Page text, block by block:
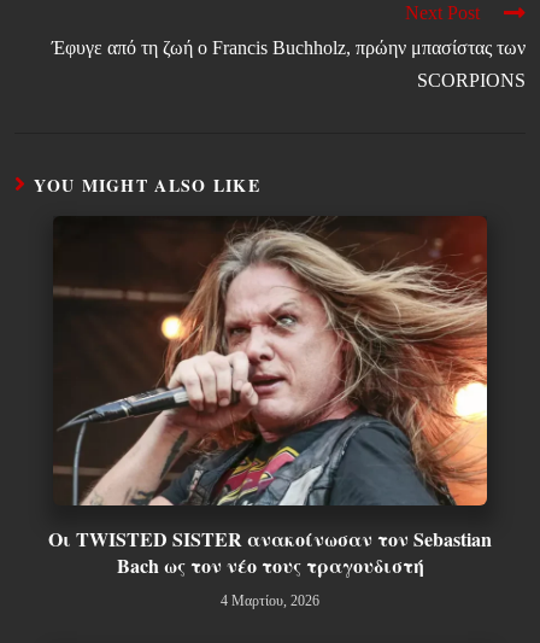
Next Post
Έφυγε από τη ζωή ο Francis Buchholz, πρώην μπασίστας των
SCORPIONS
YOU MIGHT ALSO LIKE
Οι TWISTED SISTER ανακοίνωσαν τον Sebastian
Bach ως τον νέο τους τραγουδιστή
4 Μαρτίου, 2026